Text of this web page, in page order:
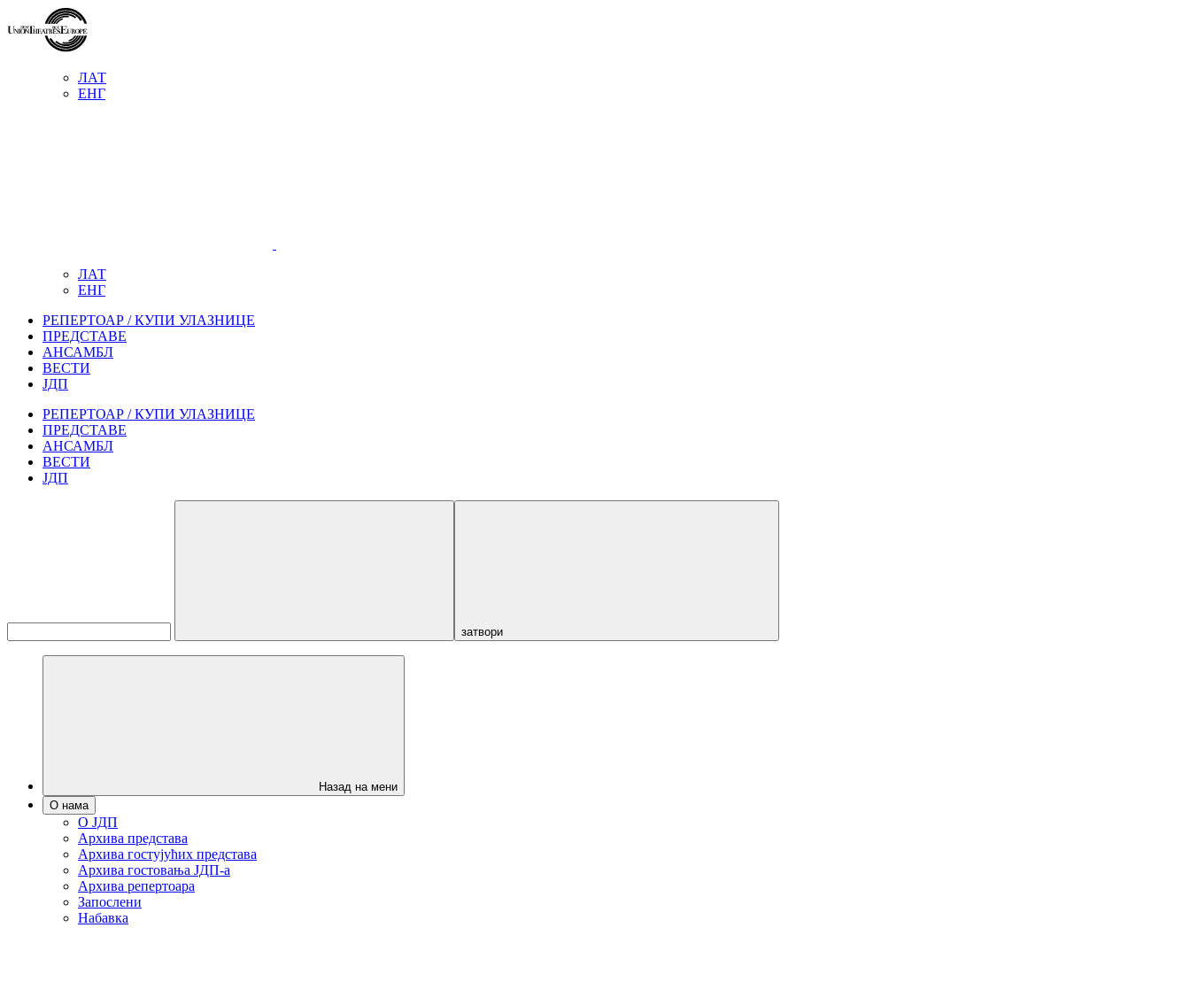
ЛАТ
ЕНГ
ЛАТ
ЕНГ
РЕПЕРТОАР / КУПИ УЛАЗНИЦЕ
ПРЕДСТАВЕ
АНСАМБЛ
ВЕСТИ
ЈДП
РЕПЕРТОАР / КУПИ УЛАЗНИЦЕ
ПРЕДСТАВЕ
АНСАМБЛ
ВЕСТИ
ЈДП
затвори
Назад на мени
О нама
О ЈДП
Архива представа
Архива гостујућих представа
Архива гостовања ЈДП-а
Архива репертоара
Запослени
Набавка